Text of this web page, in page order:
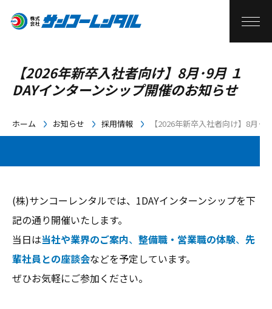
【2026年新卒入社者向け】8月･9月 １
DAYインターンシップ開催のお知らせ
ホーム お知らせ 採用情報 【2026年新卒入社者向け】8月･
(株)サンコーレンタルでは、1DAYインターンシップを下
記の通り開催いたします。
当日は当社や業界のご案内、 整備職・営業職の体験、 先
輩社員との座談会などを予定しています。
ぜひお気軽にご参加ください。